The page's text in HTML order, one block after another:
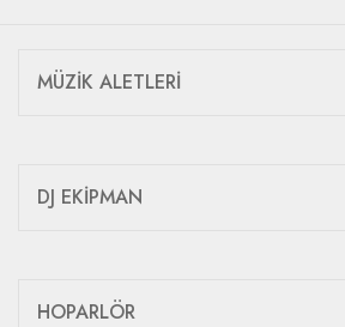
MÜZİK ALETLERİ
DJ EKİPMAN
HOPARLÖR